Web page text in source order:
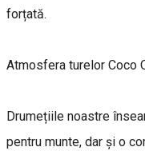
forțată.
Atmosfera turelor Coco
Drumețiile noastre
pentru munte, dar și o